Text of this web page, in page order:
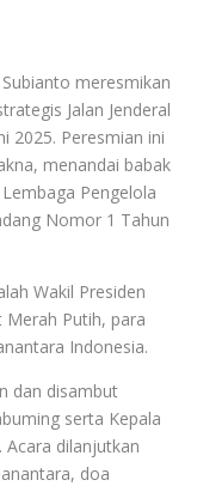
meresmikan
Jalan Jenderal
2025. Peresmian ini
menandai babak
Pengelola
Nomor 1 Tahun
Wakil Presiden
Merah Putih, para
Indonesia.
dan disambut
serta Kepala
Acara dilanjutkan
doa